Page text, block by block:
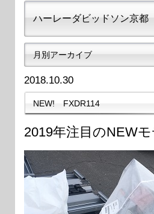
ハーレーダビッドソン京
月別アーカイブ
2018.10.30
NEW! FXDR114
2019年注目のNEW